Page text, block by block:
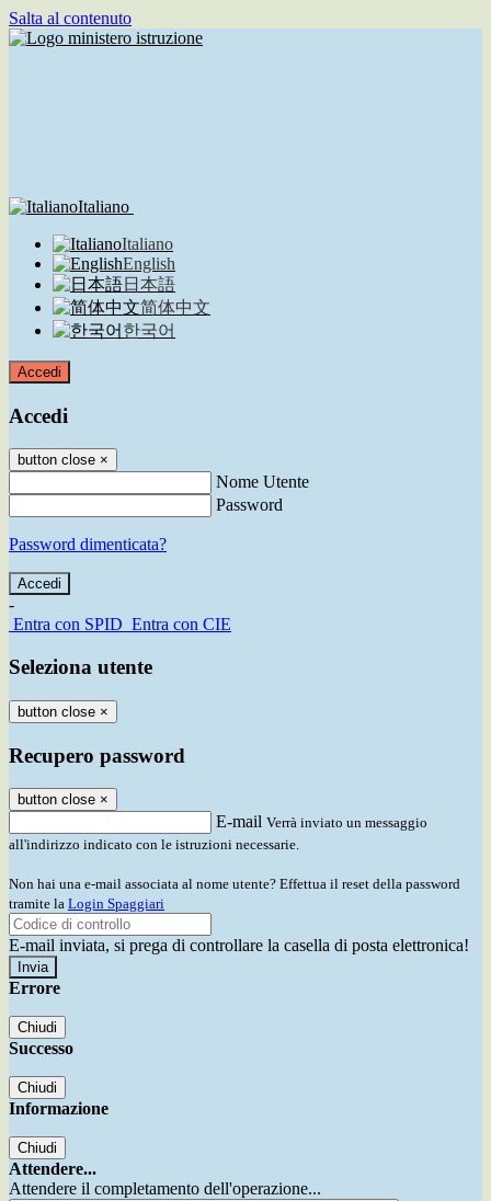
Salta al contenuto
Italiano
Italiano
English
日本語
简体中文
한국어
Accedi
Accedi
button close ×
Nome Utente
Password
Password dimenticata?
-
Entra con SPID Entra con CIE
Seleziona utente
button close ×
Recupero password
button close ×
E-mail Verrà inviato un messaggio
all'indirizzo indicato con le istruzioni necessarie.
Non hai una e-mail associata al nome utente? Effettua il reset della password
tramite la Login Spaggiari
E-mail inviata, si prega di controllare la casella di posta elettronica!
Errore
Chiudi
Successo
Chiudi
Informazione
Chiudi
Attendere...
Attendere il completamento dell'operazione...